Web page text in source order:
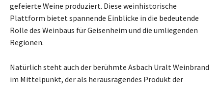
gefeierte Weine produziert. Diese weinhistorische
Plattform bietet spannende Einblicke in die bedeutende
Rolle des Weinbaus für Geisenheim und die umliegenden
Regionen.
Natürlich steht auch der berühmte Asbach Uralt Weinbrand
im Mittelpunkt, der als herausragendes Produkt der